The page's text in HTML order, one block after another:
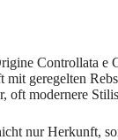
Controllata e
geregelten
oft modernere
nur Herkunft,